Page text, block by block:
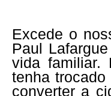
Excede o
Paul
vida familiar.
tenha
converter a